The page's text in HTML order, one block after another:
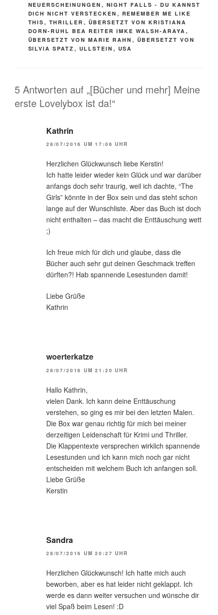
NEUERSCHEINUNGEN , NIGHT FALLS - DU KANNST
DICH NICHT VERSTECKEN , REMEMBER ME LIKE
THIS , THRILLER , ÜBERSETZT VON KRISTIANA
DORN-RUHL BEA REITER IMKE WALSH-ARAYA ,
ÜBERSETZT VON MARIE RAHN , ÜBERSETZT VON
SILVIA SPATZ , ULLSTEIN , USA
5 Antworten auf „[Bücher und mehr] Meine
erste Lovelybox ist da!“
Kathrin
28/07/2016 UM 17:06 UHR
Herzlichen Glückwunsch liebe Kerstin!
Ich hatte leider wieder kein Glück und war darüber
anfangs doch sehr traurig, weil ich dachte, “The
Girls” könnte in der Box sein und das steht schon
lange auf der Wunschliste. Aber das Buch ist doch
nicht enthalten – das macht die Enttäuschung wett
;)
Ich freue mich für dich und glaube, dass die
Bücher auch sehr gut deinen Geschmack treffen
dürften?! Hab spannende Lesestunden damit!
Liebe Grüße
Kathrin
woerterkatze
28/07/2016 UM 21:20 UHR
Hallo Kathrin,
vielen Dank. Ich kann deine Enttäuschung
verstehen, so ging es mir bei den letzten Malen.
Die Box war genau richtig für mich bei meiner
derzeitigen Leidenschaft für Krimi und Thriller.
Die Klappentexte versprechen wirklich spannende
Lesestunden und ich kann mich noch gar nicht
entscheiden mit welchem Buch ich anfangen soll.
Liebe Grüße
Kerstin
Sandra
28/07/2016 UM 20:27 UHR
Herzlichen Glückwunsch! Ich hatte mich auch
beworben, aber es hat leider nicht geklappt. Ich
werde es dann weiter versuchen und wünsche dir
viel Spaß beim Lesen! :D